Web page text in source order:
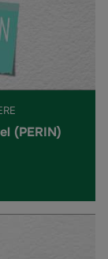
(PERIN)